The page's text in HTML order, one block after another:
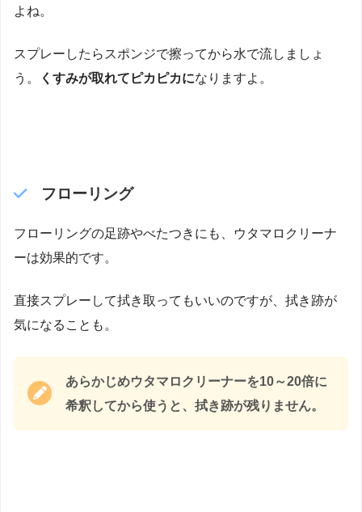
よね。
スプレーしたらスポンジで擦ってから水で流しましょ
う。
くすみが取れてピカピカになりますよ。
フローリング
フローリングの足跡やべたつきにも、ウタマロクリーナ
ーは効果的です。
直接スプレーして拭き取ってもいいのですが、拭き跡が
気になることも。
あらかじめウタマロクリーナーを10～20倍に
希釈してから使うと、拭き跡が残りません。